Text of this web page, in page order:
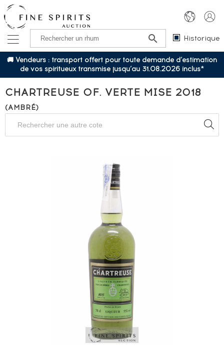
Historique
🚚 Vendeurs : transport offert pour toute demande d’estimation
de vos spiritueux transmise jusqu’au 31.08.2026 inclus*
CHARTREUSE OF. VERTE MISE 2018
(AMBRÉ)